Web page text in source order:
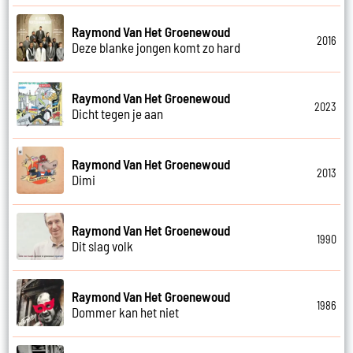
Raymond Van Het Groenewoud
Deze blanke jongen komt zo hard
2016
Raymond Van Het Groenewoud
Dicht tegen je aan
2023
Raymond Van Het Groenewoud
Dimi
2013
Raymond Van Het Groenewoud
Dit slag volk
1990
Raymond Van Het Groenewoud
Dommer kan het niet
1986